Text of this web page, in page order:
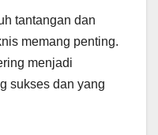
tantangan dan
memang penting.
menjadi
sukses dan yang